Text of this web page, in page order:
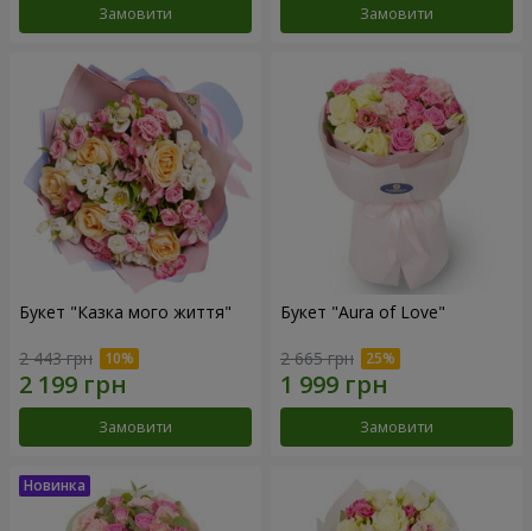
Замовити Замовити
Букет "Казка мого життя"
2 443 грн
Замовити
Букет "Aura of Love"
2 665 грн
Замовити